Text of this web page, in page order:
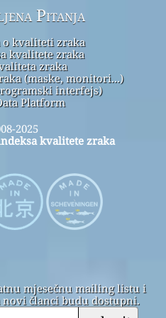
Pitanja
kvaliteti zraka
kvalitete zraka
zraka
(maske, monitori...)
interfejs)
Platform
2025
kvalitete zraka
mjesečnu mailing listu i
članci budu dostupni.